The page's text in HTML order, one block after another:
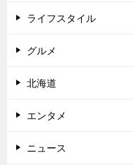
ライフスタイル
グルメ
北海道
エンタメ
ニュース